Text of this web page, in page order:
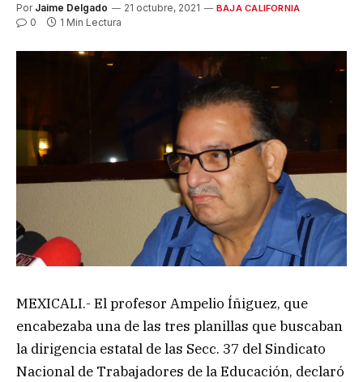
Por Jaime Delgado 21 octubre, 2021 BAJA CALIFORNIA
0 1 Min Lectura
MEXICALI.- El profesor Ampelio Íñiguez, que
encabezaba una de las tres planillas que buscaban
la dirigencia estatal de las Secc. 37 del Sindicato
Nacional de Trabajadores de la Educación, declaró